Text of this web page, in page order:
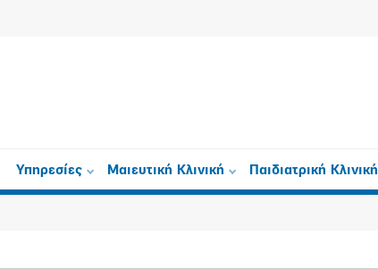
Υπηρεσίες Μαιευτική Κλινική Παιδιατρική Κλινική